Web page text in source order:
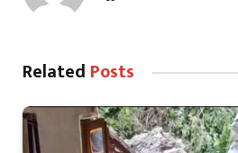
Related Posts